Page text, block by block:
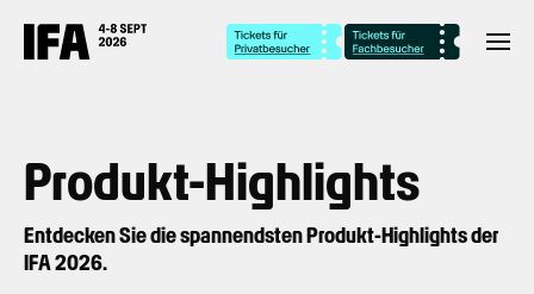
Produkt-Highlights
Entdecken Sie die spannendsten Produkt-Highlights der
IFA 2026.